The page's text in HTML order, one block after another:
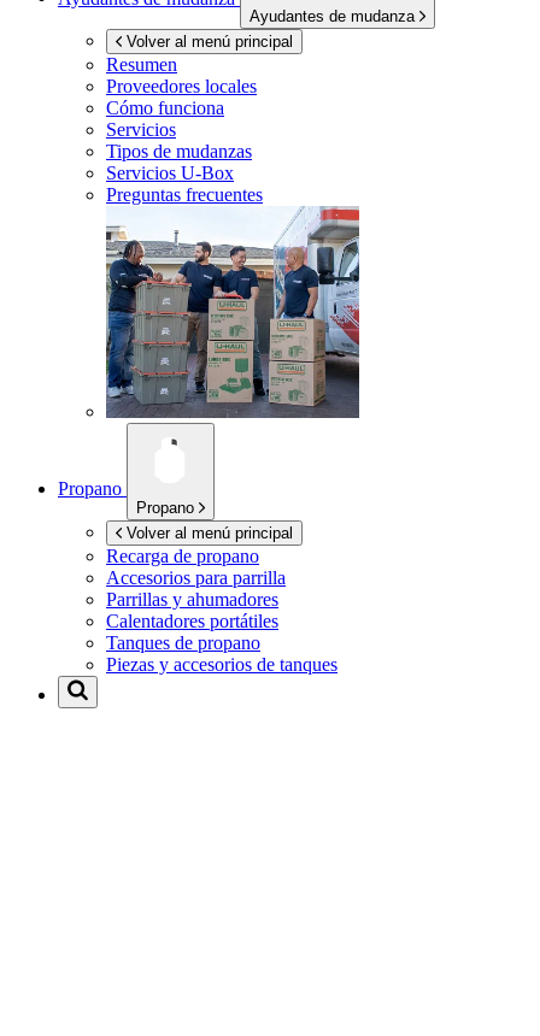
Ayudantes de mudanza
Volver al menú principal
Resumen
Proveedores locales
Cómo funciona
Servicios
Tipos de mudanzas
Servicios U-Box
Preguntas frecuentes
Propano
Propano
Volver al menú principal
Recarga de propano
Accesorios para parrilla
Parrillas y ahumadores
Calentadores portátiles
Tanques de propano
Piezas y accesorios de tanques